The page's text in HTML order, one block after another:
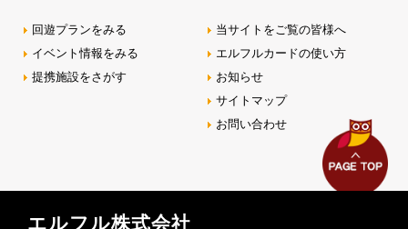
回遊プランをみる
イベント情報をみる
提携施設をさがす
当サイトをご覧の皆様へ
エルフルカードの使い方
お知らせ
サイトマップ
お問い合わせ
エルフル株式会社